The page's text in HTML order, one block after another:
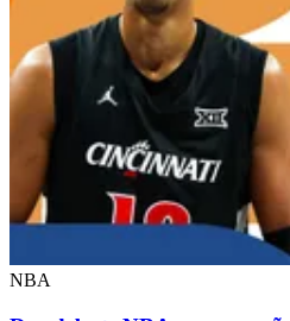
NBA